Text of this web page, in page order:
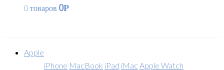
0 товаров 0Р
Apple
iPhone MacBook iPad iMac Apple Watch